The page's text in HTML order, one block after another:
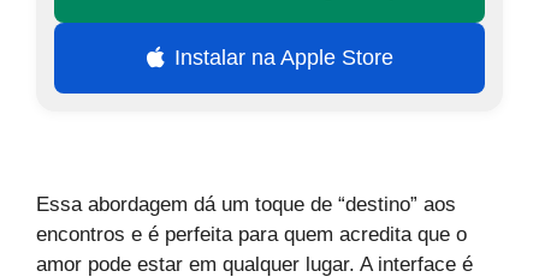
Instalar na Apple Store
Essa abordagem dá um toque de “destino” aos
encontros e é perfeita para quem acredita que o
amor pode estar em qualquer lugar. A interface é